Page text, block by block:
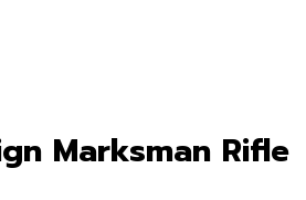
Marksman Rifle